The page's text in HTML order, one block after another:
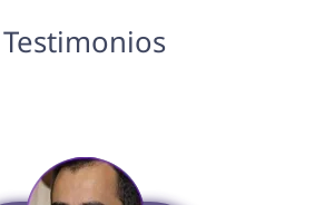
Testimonios